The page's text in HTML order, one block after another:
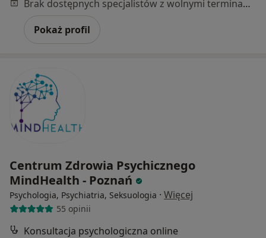
Brak dostępnych specjalistów z wolnymi terminami w tym centrum medycznym.
Pokaż profil
Centrum Zdrowia Psychicznego
MindHealth - Poznań
Psychologia, Psychiatria, Seksuologia · Więcej
55 opinii
Konsultacja psychologiczna online